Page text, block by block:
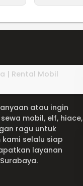
atau ingin
mobil, elf, hiace,
ragu untuk
kami selalu siap
layanan